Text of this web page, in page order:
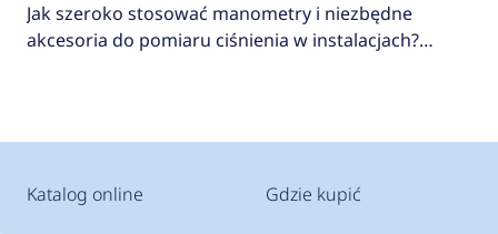
Jak szeroko stosować manometry i niezbędne
akcesoria do pomiaru ciśnienia w instalacjach?
Katalog online Gdzie kupić